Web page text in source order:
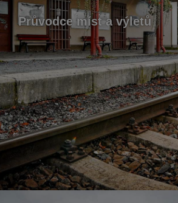
Průvodce míst a výletů